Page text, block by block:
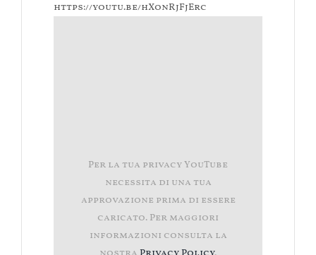
https://youtu.be/hXonRjFjErc
Per la tua privacy YouTube
necessita di una tua
approvazione prima di essere
caricato. Per maggiori
informazioni consulta la